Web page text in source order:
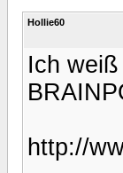
Hollie60
Ich
http://